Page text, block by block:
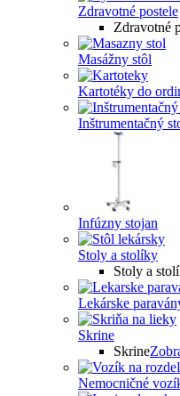
Zdravotné postele
Zdravotné
Masážny stôl
Kartotéky do
Inštrumentačný
Infúzny stojan
Stoly a stolíky
Stoly a
Lekárske
Skrine
Skrine
Nemocničné